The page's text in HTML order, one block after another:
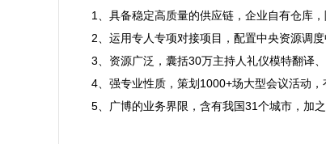
1、具备稳定高质量的供应链，企业自有仓库，
2、运用专人专项对接项目，配置中央资源调
3、资源广泛，囊括30万主持人礼仪模特翻译
4、强专业性质，策划1000+场大型会议活动
5、广博的业务界限，含有我国31个城市，加